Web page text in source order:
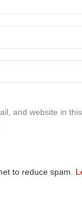
and website in
to reduce spam.